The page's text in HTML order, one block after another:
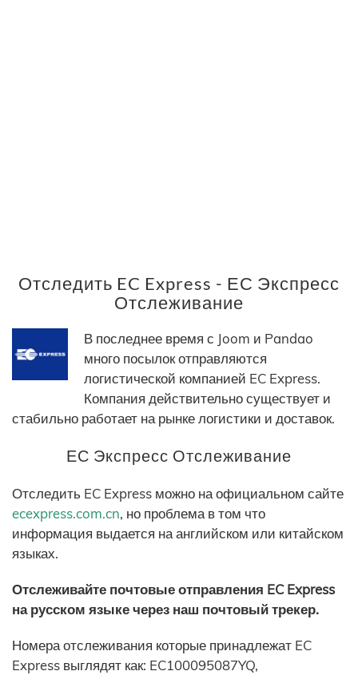
Отследить EC Express - ЕС Экспресс
Отслеживание
В последнее время с Joom и Pandao
много посылок отправляются
логистической компанией EC Express.
Компания действительно существует и
стабильно работает на рынке логистики и доставок.
ЕС Экспресс Отслеживание
Отследить EC Express можно на официальном сайте
ecexpress.com.cn, но проблема в том что
информация выдается на английском или китайском
языках.
Отслеживайте почтовые отправления EC Express
на русском языке через наш почтовый трекер.
Номера отслеживания которые принадлежат EC
Express выглядят как: EC100095087YQ,